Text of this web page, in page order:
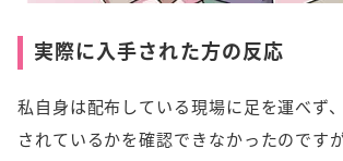
実際に入手された方の反応
私自身は配布している現場に足を運べず
されているかを確認できなかったのです